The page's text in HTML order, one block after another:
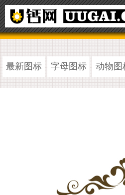
最新图标 字母图标 动物图